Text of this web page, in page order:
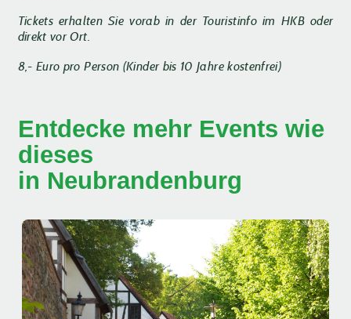
Tickets erhalten Sie vorab in der Touristinfo im HKB oder
direkt vor Ort.
8,- Euro pro Person (Kinder bis 10 Jahre kostenfrei)
Entdecke mehr Events wie
dieses
in Neubrandenburg